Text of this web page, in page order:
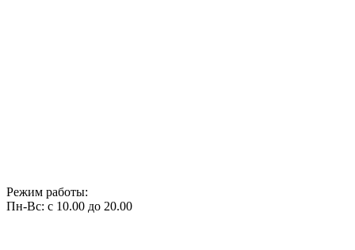
Режим работы:
Пн-Вс: с 10.00 до 20.00